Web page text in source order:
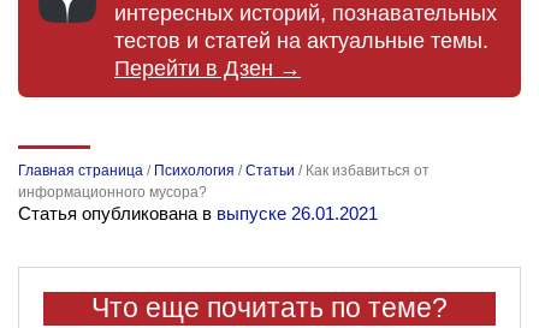
интересных историй, познавательных
тестов и статей на актуальные темы.
Перейти в Дзен →
Главная страница / Психология /Статьи / Как избавиться от
информационного мусора?
Статья опубликована в выпуске 26.01.2021
Что еще почитать по теме?